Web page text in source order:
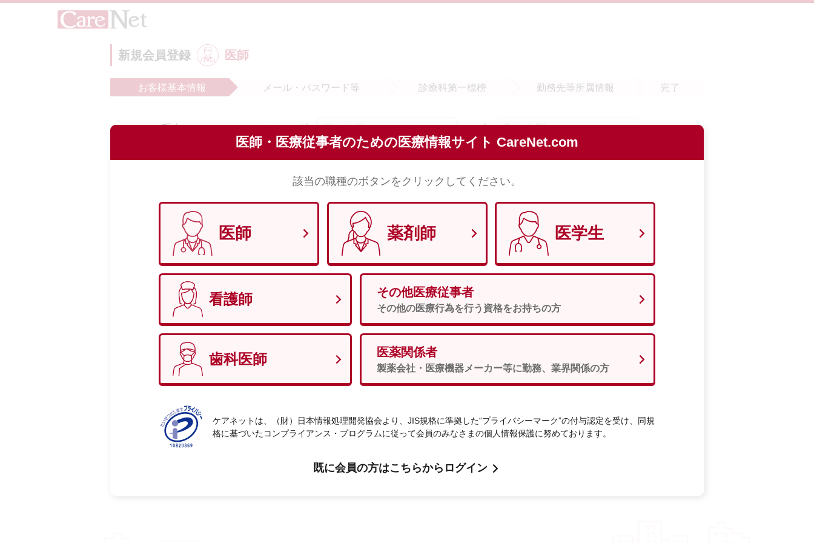
医師・医療従事者のための医療情報サイト CareNet.com
該当の職種のボタンをクリックしてください。
医師 薬剤師 医学生
看護師 その他医療従事者
その他の医療行為を行う資格をお持ちの方
歯科医師 医薬関係者
製薬会社・医療機器メーカー等に勤務、業界関係の方
ケアネットは、（財）日本情報処理開発協会より、JIS規格に準拠した“プライバシーマーク”の付与認定を受け、同規
格に基づいたコンプライアンス・プログラムに従って会員のみなさまの個人情報保護に努めております。
既に会員の方はこちらからログイン
新規会員登録 医師
お客様基本情報 メール・ パスワード等 診療科第一標榜 勤務先等 所属情報 完了
氏名 姓 名
※全角で入力してください。
セイ メイ
※全角（カナ）で入力してください。
生年月日
※半角数字8文字で入力してください。 （例）1970年1月29日 → 19700129
性別 男性 女性
次へ